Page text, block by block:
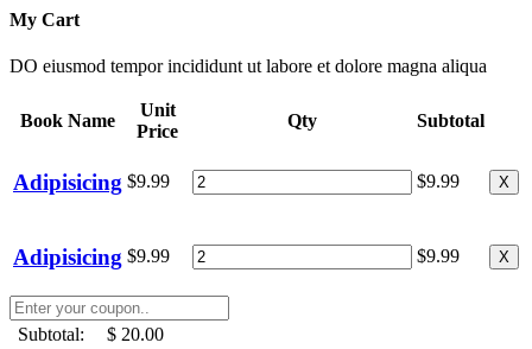
My Cart
DO eiusmod tempor incididunt ut labore et dolore magna aliqua
Book Name
Unit
Price
Qty Subtotal
Adipisicing $9.99 $9.99 X
Adipisicing $9.99 $9.99 X
Subtotal:
$ 20.00